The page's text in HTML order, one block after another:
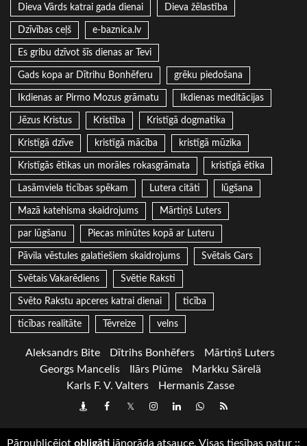
Dieva Vārds katrai gada dienai Dieva žēlastība
Dzīvības ceļš e-baznica.lv
Es gribu dzīvot šīs dienas ar Tevi
Gads kopa ar Dītrihu Bonhēferu grēku piedošana
Ikdienas ar Pirmo Mozus grāmatu Ikdienas meditācijas
Jēzus Kristus Kristība Kristīgā dogmatika
Kristīgā dzīve kristīgā mācība kristīgā mūzika
Kristīgās ētikas un morāles rokasgrāmata kristīgā ētika
Lasāmviela ticības spēkam Lutera citāti lūgšana
Mazā katehisma skaidrojums Mārtiņš Luters
par lūgšanu Piecas minūtes kopā ar Luteru
Pāvila vēstules galatiešiem skaidrojums Svētais Gars
Svētais Vakarēdiens Svētie Raksti
Svēto Rakstu apceres katrai dienai ticība
ticības realitāte Tēvreize velns
Aleksandrs Bite Dītrihs Bonhēfers
Mārtiņš Luters
Georgs Mancelis
Ilārs Plūme
Markku Särelä
Karls F. V. Valters
Hermanis Zasse
DraugiemFacebook
TwitterInstagram
LinkedInwhatsapp
RSS
Pārpublicējot obligāti jānorāda atsauce. Visas tiesības patur ::